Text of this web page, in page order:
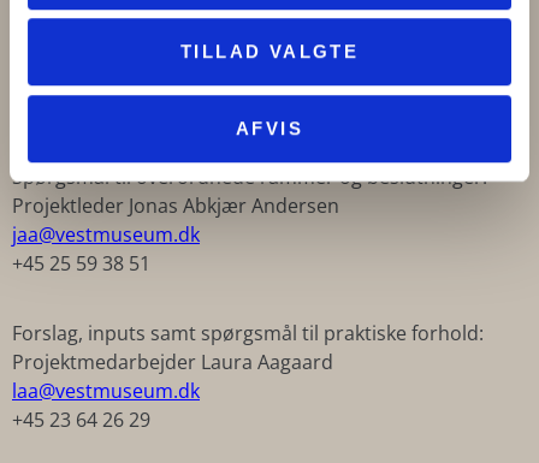
TILLAD VALGTE
AFVIS
KONTAKT OS
Spørgsmål til overordnede rammer og beslutninger:
Projektleder Jonas Abkjær Andersen
jaa@vestmuseum.dk
+45 25 59 38 51
Forslag, inputs samt spørgsmål til praktiske forhold:
Projektmedarbejder Laura Aagaard
laa@vestmuseum.dk
+45 23 64 26 29